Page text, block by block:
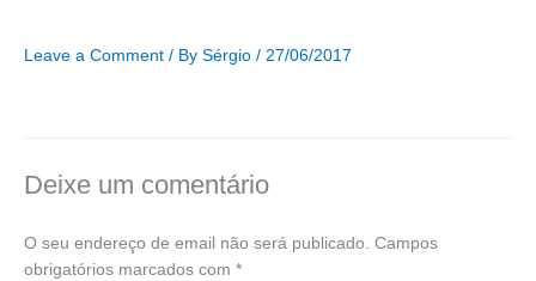
Leave a Comment / By Sérgio / 27/06/2017
Deixe um comentário
O seu endereço de email não será publicado. Campos
obrigatórios marcados com *